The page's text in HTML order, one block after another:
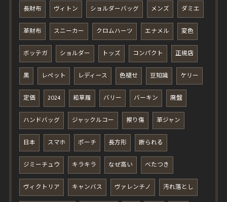
長財布 ヴィトン ショルダーバッグ メンズ ダミエ
革財布 スニーカー クロムハーツ エナメル 変色
ボッテガ ショルダー トッズ コンパクト 正規店
黒 レペット レディース 色褪せ 豆知識 ケリー
定価 2024 和草履 バリー バーキン 廃盤
ハンドバッグ ジャックルコー 擦り傷 革ジャン
日本 スマホ ポーチ 長方形 断られる
ジミーチュウ キラキラ なぜ高い べたつき
ヴィクトリア キャンバス ヴァレンチノ 汚れ落とし